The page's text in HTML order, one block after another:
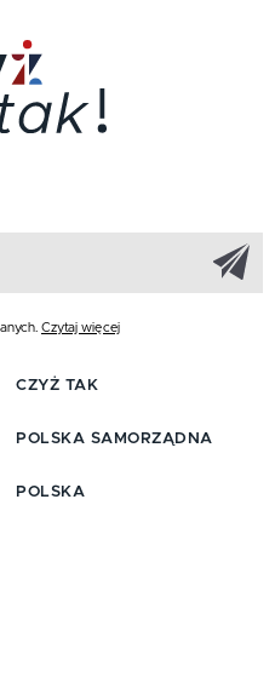
Czytaj więcej
CZYŻ TAK
POLSKA SAMORZĄDNA
POLSKA